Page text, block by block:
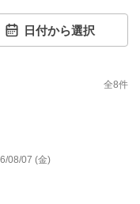
日付から選択
全8件
08/07 (金)